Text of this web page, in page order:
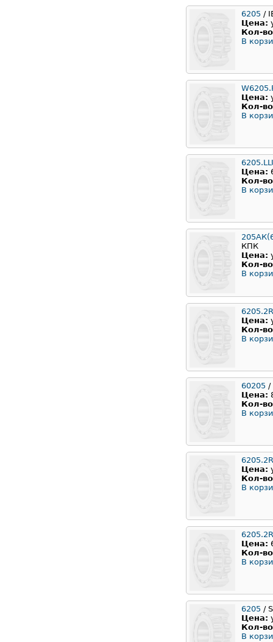
6205 /
Цена:
Кол-
В
Цена:
Кол-
В
Цена:
Кол-
В
КПК
Цена:
Кол-
В
Цена:
Кол-
В
60205 /
Цена:
Кол-
В
Цена:
Кол-
В
Цена:
Кол-
В
6205 /
Цена:
Кол-
В